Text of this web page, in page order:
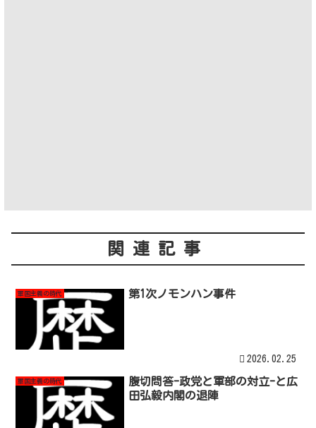
関連記事
軍国主義の時代 第1次ノモンハン事件
2026.02.25
軍国主義の時代
腹切問答-政党と軍部の対立-と広
田弘毅内閣の退陣